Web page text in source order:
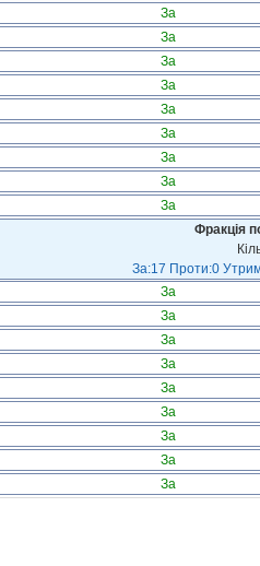
За
За
За
За
За
За
За
За
За
Фракція
За:17 Проти:0
За
За
За
За
За
За
За
За
За